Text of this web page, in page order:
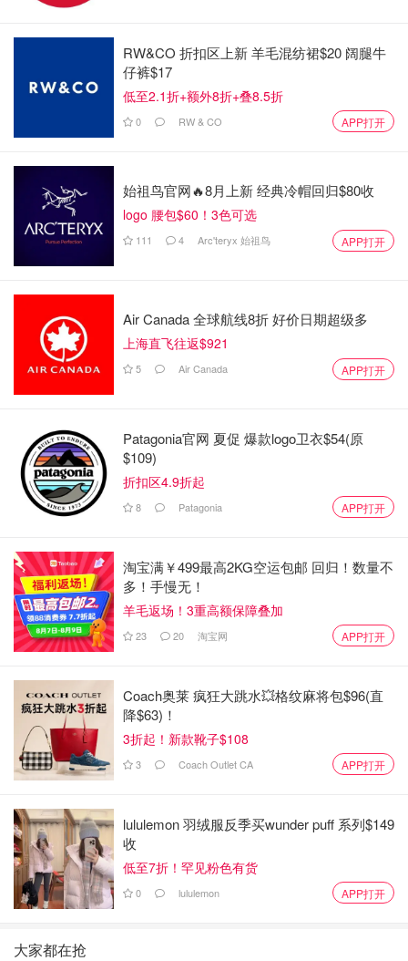
RW&CO 折扣区上新 羊毛混纺裙$20 阔腿牛
仔裤$17
低至2.1折+额外8折+叠8.5折
0 RW & CO APP打开
始祖鸟官网🔥8月上新 经典冷帽回归$80收
logo 腰包$60！3色可选
111 4 Arc'teryx 始祖鸟 APP打开
Air Canada 全球航线8折 好价日期超级多
上海直飞往返$921
5 Air Canada APP打开
Patagonia官网 夏促 爆款logo卫衣$54(原
$109)
折扣区4.9折起
8 Patagonia APP打开
淘宝满￥499最高2KG空运包邮 回归！数量不
多！手慢无！
羊毛返场！3重高额保障叠加
23 20 淘宝网 APP打开
Coach奥莱 疯狂大跳水💥格纹麻将包$96(直
降$63)！
3折起！新款靴子$108
3 Coach Outlet CA APP打开
lululemon 羽绒服反季买wunder puff 系列$149
收
低至7折！罕见粉色有货
0 lululemon APP打开
大家都在抢